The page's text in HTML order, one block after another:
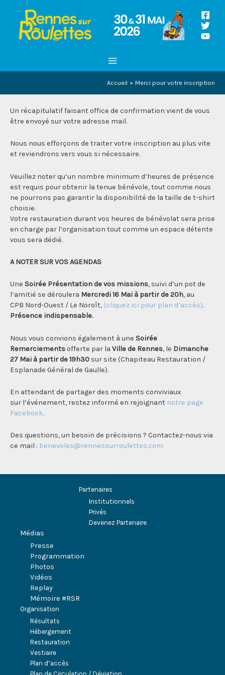
contenu
MAIN
MENU
Accueil Merci pour votre inscription
Un récapitulatif faisant office de confirmation vient de vous
être envoyé sur votre adresse mail.
Nous nous efforçons de traiter votre inscription au plus vite
et reviendrons vers vous si nécessaire.
Veuillez noter qu’un nombre minimum d’heures de présence
est requis pour obtenir la tenue bénévole, tout comme nous
ne pourrons pas garantir la disponibilité de la taille de t-shirt
choisie.
Votre restauration durant vos heures de bénévolat sera prise
en charge par l’organisation tout comme un espace détente
vous sera dédié.
A NOTER SUR VOS AGENDAS
Une Soirée Présentation de vos missions, suivi d’un pot de
l’amitié se déroulera Mercredi 16 Mai à partir de 20h, au
CPB Nord-Ouest / Le Noroît, (cliquez ici pour plan d’accès).
Présence indispensable.
Nous vous convions également à une Soirée
Remerciementsofferte par la Ville de Rennes, le Dimanche
27 Mai à partir de 19h30 sur site (Chapiteau Restauration /
Esplanade Général de Gaulle).
En attendant de partager des moments conviviaux
sur l’événement, restez informé en rejoignant notre page
Facebook.
Des questions, un besoin de précisions ? Contactez-nous via
ce mail : benevoles@rennessurroulettes.com
Partenaires
Institutionnels
Privés
Devenez Partenaire
Médias
Presse
Programmation
Photos
Vidéos
Replay
Mémoire #RSR
Organisation
Résultats
Hébergement
Restauration
Vestiaire
Plan d’accès